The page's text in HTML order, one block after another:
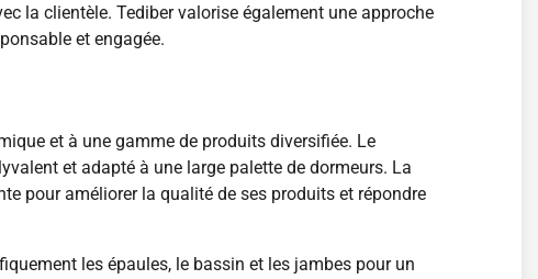
la clientèle. Tediber valorise également une approche
et engagée.
et à une gamme de produits diversifiée. Le
et adapté à une large palette de dormeurs. La
pour améliorer la qualité de ses produits et répondre
les épaules, le bassin et les jambes pour un